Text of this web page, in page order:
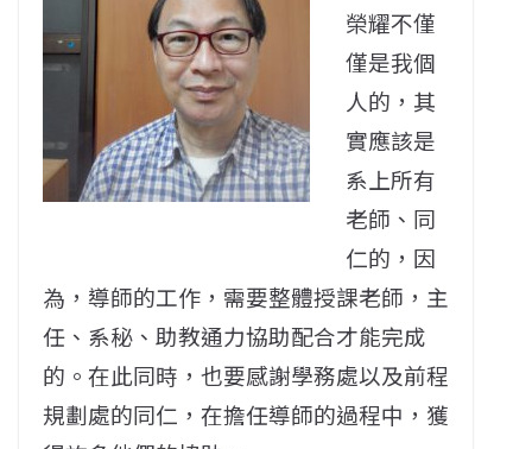
榮耀不僅
僅是我個
人的，其
實應該是
系上所有
老師、同
仁的，因
為，導師的工作，需要整體授課老師，主
任、系秘、助教通力協助配合才能完成
的。在此同時，也要感謝學務處以及前程
規劃處的同仁，在擔任導師的過程中，獲